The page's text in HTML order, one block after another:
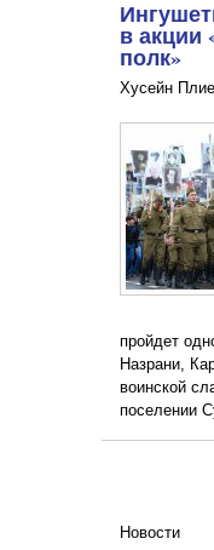
в акции
полк»
Хусейн
пройдет
Назрани,
воинской
поселении
Новости